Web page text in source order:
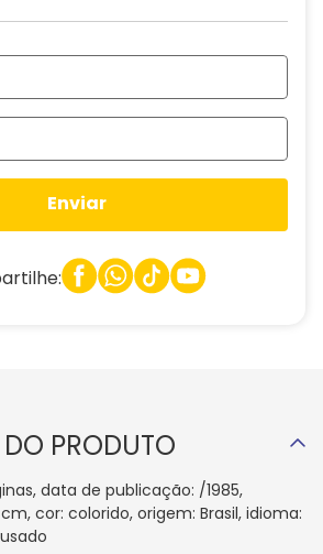
Enviar
PRODUTO
data de publicação: /1985,
cor: colorido, origem: Brasil, idioma: